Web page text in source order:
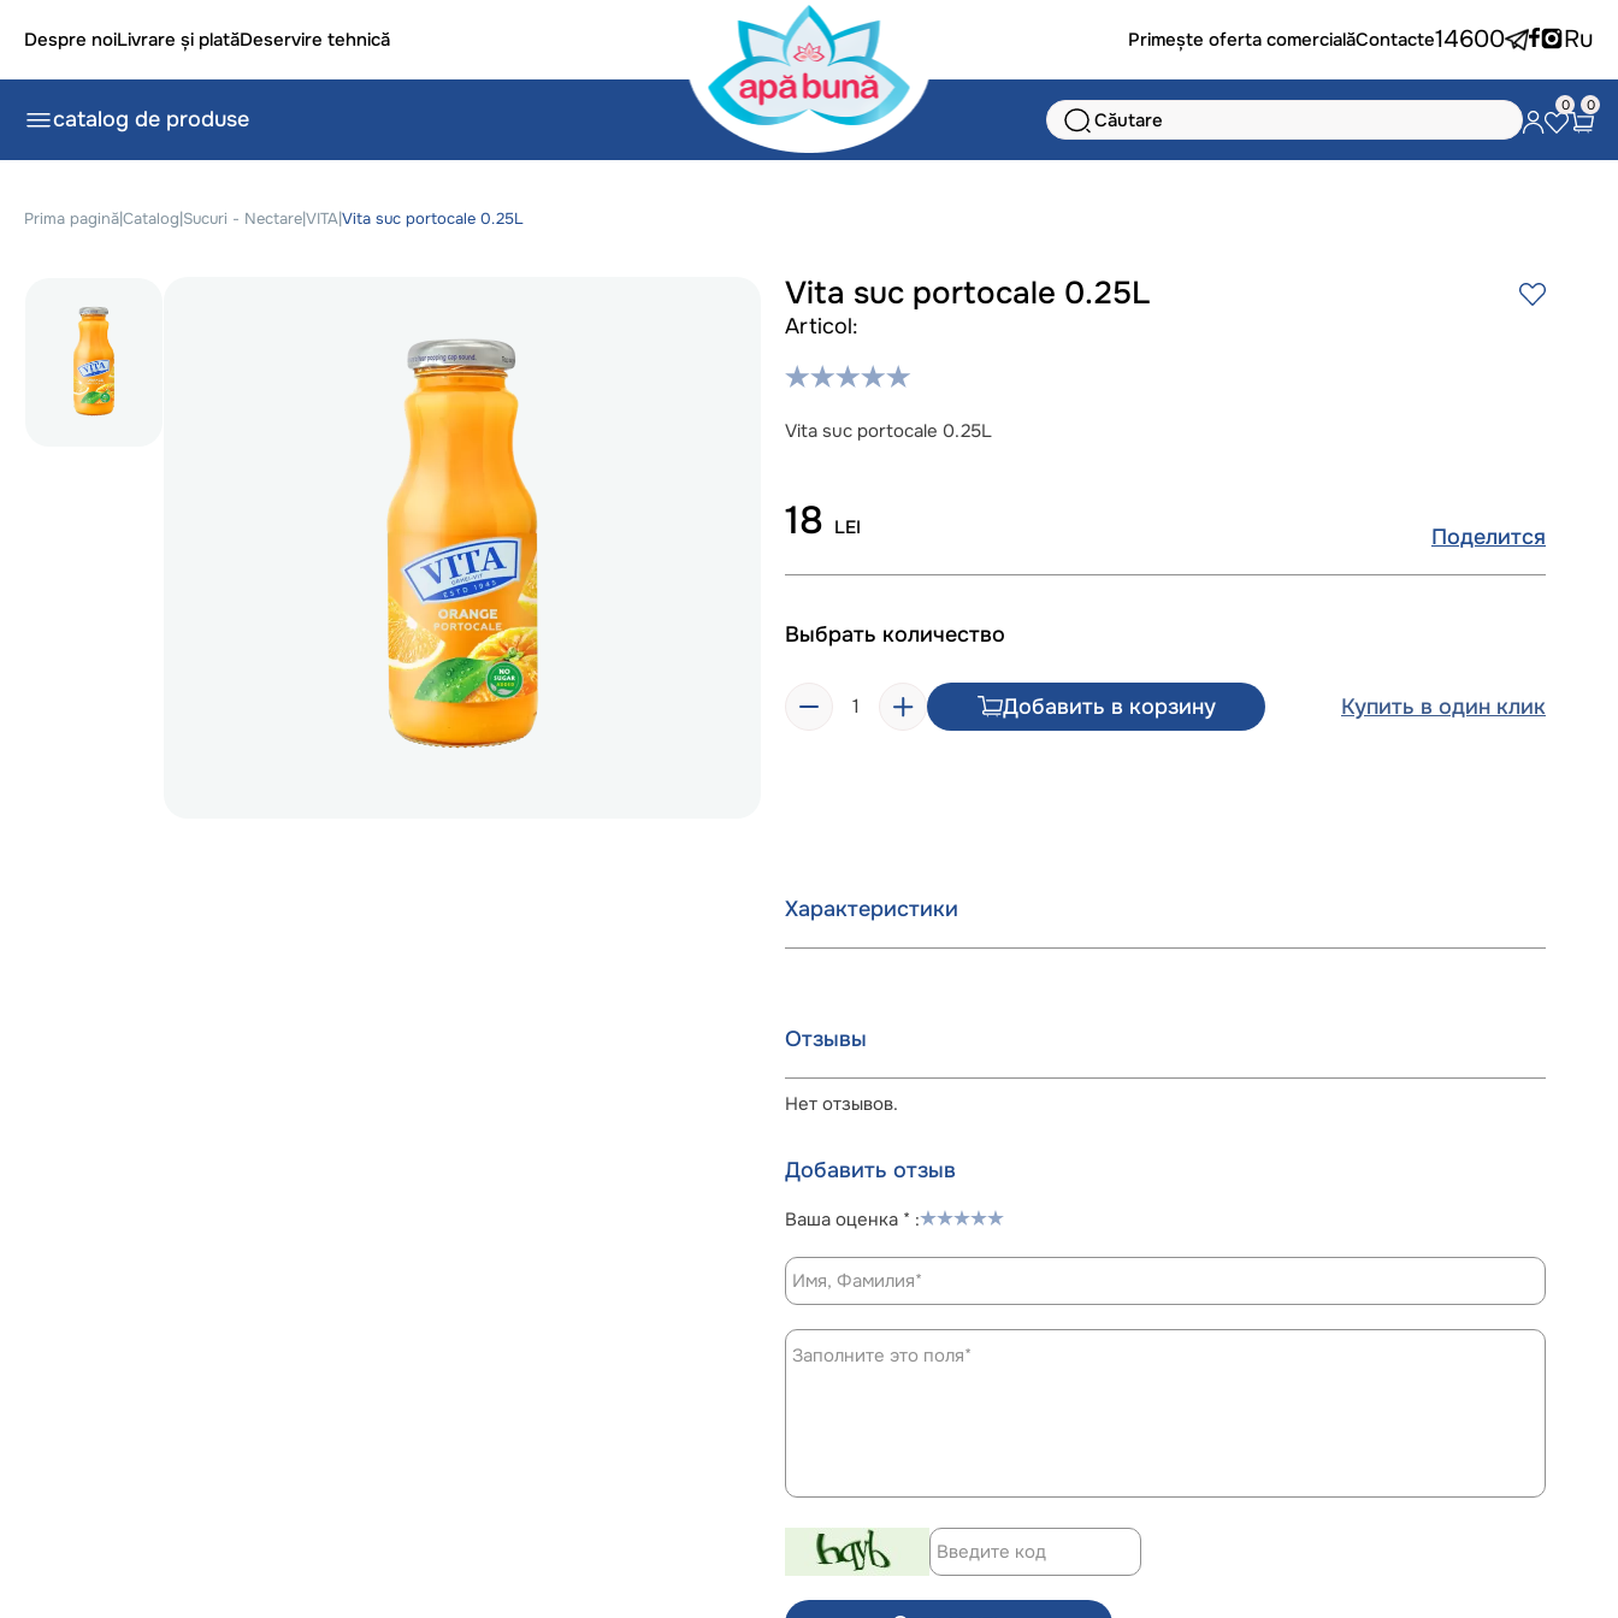
Despre noiLivrare și platăDeservire tehnică Primește oferta comercialăContacte14600 Ru
catalog de produse
0 0
Prima pagină|Catalog|Sucuri - Nectare|VITA|Vita suc portocale 0.25L
Vita suc portocale 0.25L
Articol:
Vita suc portocale 0.25L
18 LEI Поделится
Выбрать количество
Добавить в корзину Купить в один клик
Характеристики
Отзывы
Нет отзывов.
Добавить отзыв
Ваша оценка * :